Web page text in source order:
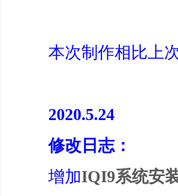
本次制作相比上
2020.5.24
修改日志：
增加IQI9系统安